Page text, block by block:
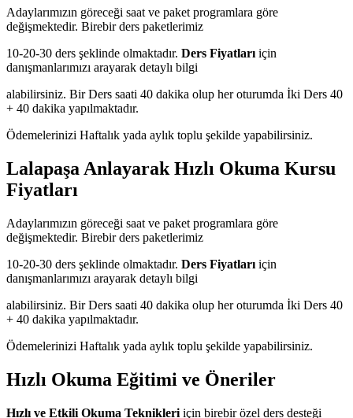
Adaylarımızın göreceği saat ve paket programlara göre
değişmektedir. Birebir ders paketlerimiz
10-20-30 ders şeklinde olmaktadır. Ders Fiyatları için
danışmanlarımızı arayarak detaylı bilgi
alabilirsiniz. Bir Ders saati 40 dakika olup her oturumda İki Ders 40
+ 40 dakika yapılmaktadır.
Ödemelerinizi Haftalık yada aylık toplu şekilde yapabilirsiniz.
Lalapaşa Anlayarak Hızlı Okuma Kursu
Fiyatları
Adaylarımızın göreceği saat ve paket programlara göre
değişmektedir. Birebir ders paketlerimiz
10-20-30 ders şeklinde olmaktadır. Ders Fiyatları için
danışmanlarımızı arayarak detaylı bilgi
alabilirsiniz. Bir Ders saati 40 dakika olup her oturumda İki Ders 40
+ 40 dakika yapılmaktadır.
Ödemelerinizi Haftalık yada aylık toplu şekilde yapabilirsiniz.
Hızlı Okuma Eğitimi ve Öneriler
Hızlı ve Etkili Okuma Teknikleri için birebir özel ders desteği